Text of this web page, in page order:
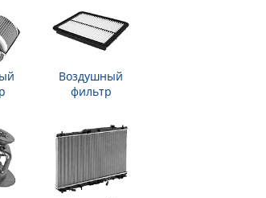
Воздушный
фильтр